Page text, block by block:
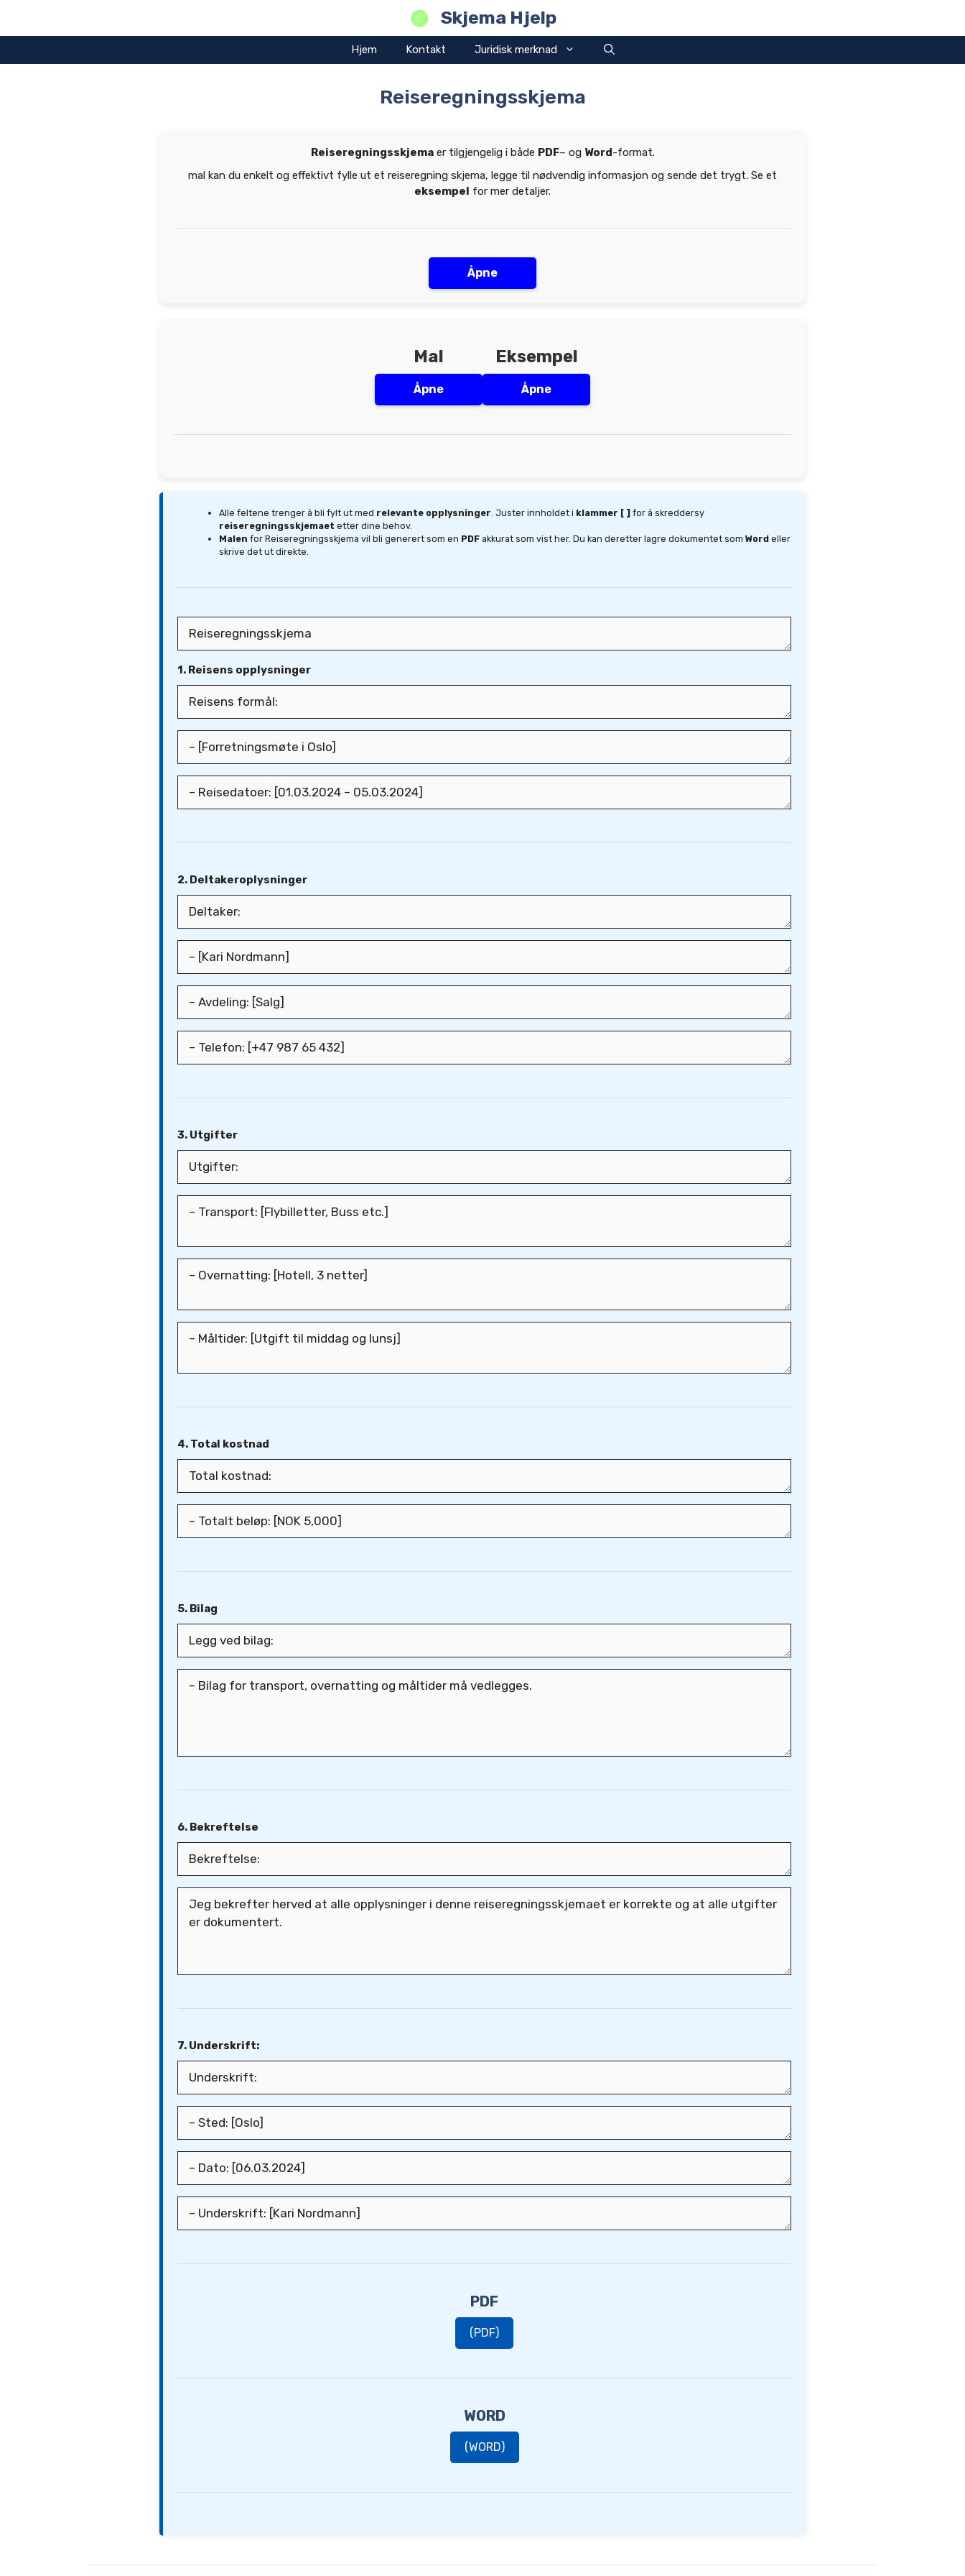
innhold
Skjema Hjelp
Hjem Kontakt Juridisk merknad
Reiseregningsskjema
Reiseregningsskjemaer tilgjengelig i både PDF– og Word-format.
mal kan du enkelt og effektivt fylle ut et reiseregning skjema, legge til nødvendig informasjon og sende det trygt. Se et
eksempel for mer detaljer.
Åpne
Mal
Åpne
Eksempel
Åpne
Alle feltene trenger å bli fylt ut med relevante opplysninger. Juster innholdet i klammer [ ] for å skreddersy
reiseregningsskjemaet etter dine behov.
Malen for Reiseregningsskjema vil bli generert som en PDFakkurat som vist her. Du kan deretter lagre dokumentet som Wordeller
skrive det ut direkte.
1. Reisens opplysninger
2. Deltakeroplysninger
3. Utgifter
4. Total kostnad
5. Bilag
6. Bekreftelse
7. Underskrift:
PDF
(PDF)
WORD
(WORD)